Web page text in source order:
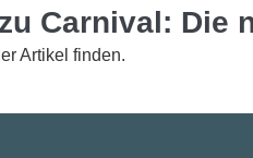
Carnival: Die
Artikel finden.